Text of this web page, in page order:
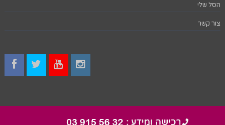
הסל שלי
צור קשר